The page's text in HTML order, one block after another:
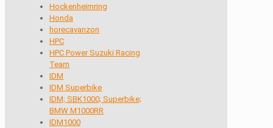
Hockenheimring
Honda
horecavanzon
HPC
HPC Power Suzuki Racing
Team
IDM
IDM Superbike
IDM; SBK1000; Superbike;
BMW M1000RR
IDM1000